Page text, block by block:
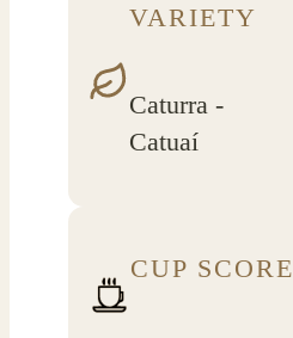
VARIETY
Caturra -
Catuaí
CUP SCORE